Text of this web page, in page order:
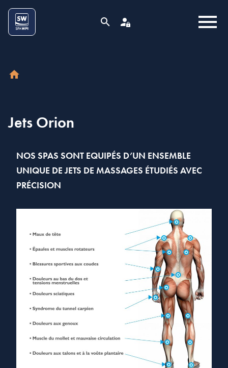
RECHERCHEESPACE PRO
MENU
Jets Orion
NOS SPAS SONT EQUIPÉS D’UN ENSEMBLE
UNIQUE DE JETS DE MASSAGES ÉTUDIÉS AVEC
PRÉCISION